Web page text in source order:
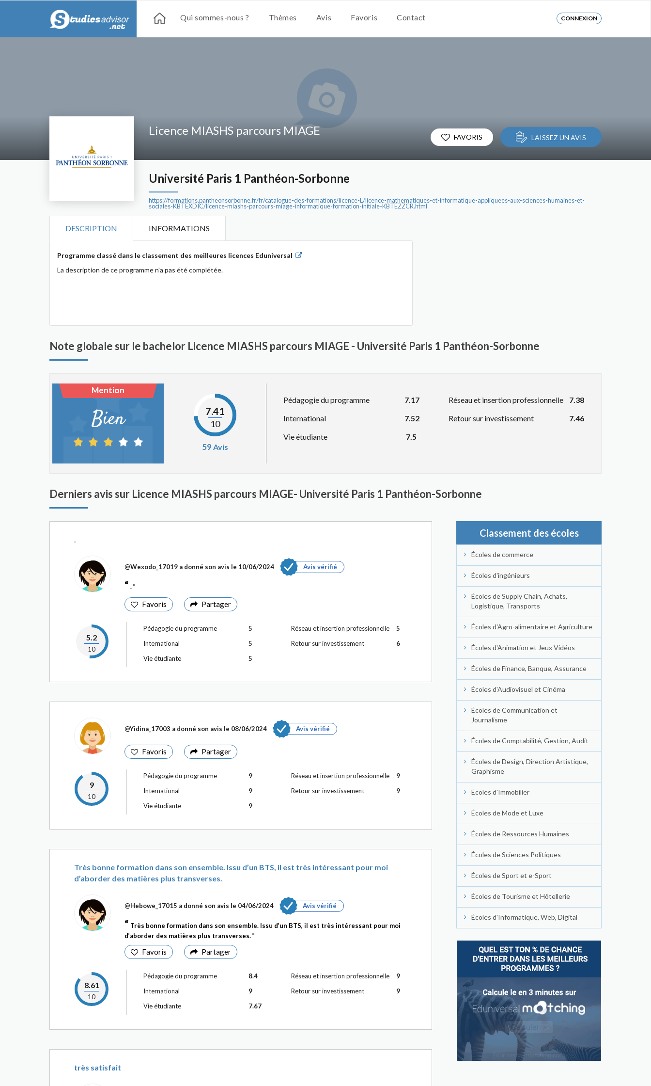
Qui sommes-nous ? Thèmes Avis Favoris Contact CONNEXION
Licence MIASHS parcours MIAGE
Université Paris 1 Panthéon-Sorbonne
https://formations.pantheonsorbonne.fr/fr/catalogue-des-formations/licence-L/licence-mathematiques-et-informatique-appliquees-aux-sciences-humaines-et-
sociales-KBTEXDIC/licence-miashs-parcours-miage-informatique-formation-initiale-KBTEZZCR.html
FAVORIS LAISSEZ UN AVIS
DESCRIPTION INFORMATIONS
Programme classé dans le classement des meilleures licences Eduniversal
La description de ce programme n'a pas été complétée.
Note globale sur le bachelor Licence MIASHS parcours MIAGE - Université Paris 1 Panthéon-Sorbonne
Mention
Bien 7.41
10
59 Avis
Pédagogie du programme
7.17
International
7.52
Vie étudiante
7.5
Réseau et insertion professionnelle
7.38
Retour sur investissement
7.46
Derniers avis sur Licence MIASHS parcours MIAGE- Université Paris 1 Panthéon-Sorbonne
.
@Wexodo_17019 a donné son avis le 10/06/2024 Avis vérifié
.
Favoris Partager
5.2
10
Pédagogie du programme
5
International
5
Vie étudiante
5
Réseau et insertion professionnelle
5
Retour sur investissement
6
@Yidina_17003 a donné son avis le 08/06/2024 Avis vérifié
Favoris Partager
9
10
Pédagogie du programme
9
International
9
Vie étudiante
9
Réseau et insertion professionnelle
9
Retour sur investissement
9
Très bonne formation dans son ensemble. Issu d’un BTS, il est très intéressant pour moi
d’aborder des matières plus transverses.
@Hebowe_17015 a donné son avis le 04/06/2024 Avis vérifié
Très bonne formation dans son ensemble. Issu d’un BTS, il est très intéressant pour moi
d’aborder des matières plus transverses.
Favoris Partager
8.61
10
Pédagogie du programme
8.4
International
9
Vie étudiante
7.67
Réseau et insertion professionnelle
9
Retour sur investissement
9
très satisfait
Classement des écoles
Écoles de commerce
Écoles d'ingénieurs
Écoles de Supply Chain, Achats,
Logistique, Transports
Écoles d'Agro-alimentaire et Agriculture
Écoles d'Animation et Jeux Vidéos
Écoles de Finance, Banque, Assurance
Écoles d'Audiovisuel et Cinéma
Écoles de Communication et
Journalisme
Écoles de Comptabilité, Gestion, Audit
Écoles de Design, Direction Artistique,
Graphisme
Écoles d'Immobilier
Écoles de Mode et Luxe
Écoles de Ressources Humaines
Écoles de Sciences Politiques
Écoles de Sport et e-Sport
Écoles de Tourisme et Hôtellerie
Écoles d'Informatique, Web, Digital